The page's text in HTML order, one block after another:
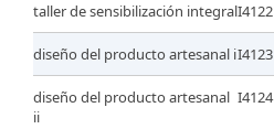
taller de sensibilización integralI4122
diseño del producto artesanal iI4123
diseño del producto artesanal
ii
I4124